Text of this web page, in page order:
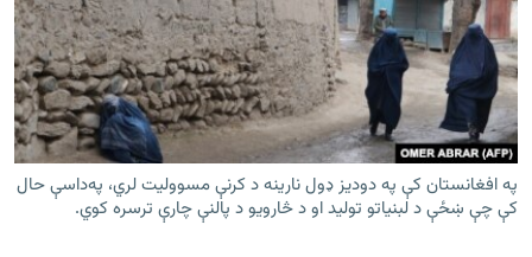
په افغانستان کې په دودیز ډول نارینه د کرنې مسوولیت لري، په‌داسې حال
کې چې ښځې د لبنیاتو تولید او د څارويو د پالنې چارې ترسره کوي.